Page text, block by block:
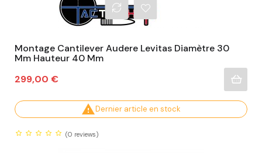
Montage Cantilever Audere Levitas Diamètre 30
Mm Hauteur 40 Mm
Prix
299,00 €
Dernier article en stock
(0 reviews)